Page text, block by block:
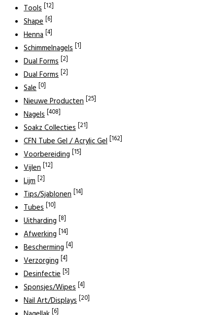
Tools [12]
Shape [6]
Henna [4]
Schimmelnagels [1]
Dual Forms [2]
Dual Forms [2]
Sale [0]
Nieuwe Producten [25]
Nagels [408]
Soakz Collecties [21]
CFN Tube Gel / Acrylic Gel [162]
Voorbereiding [15]
Vijlen [12]
Lijm [2]
Tips/Sjablonen [14]
Tubes [10]
Uitharding [8]
Afwerking [14]
Bescherming [4]
Verzorging [4]
Desinfectie [5]
Sponsjes/Wipes [4]
Nail Art/Displays [20]
[6]